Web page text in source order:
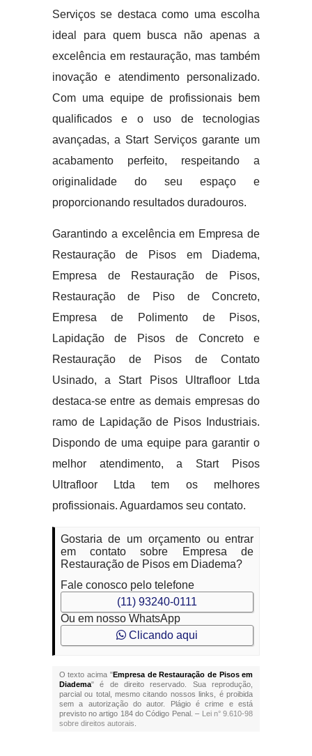
Serviços se destaca como uma escolha
ideal para quem busca não apenas a
excelência em restauração, mas também
inovação e atendimento personalizado.
Com uma equipe de profissionais bem
qualificados e o uso de tecnologias
avançadas, a Start Serviços garante um
acabamento perfeito, respeitando a
originalidade do seu espaço e
proporcionando resultados duradouros.
Garantindo a excelência em Empresa de
Restauração de Pisos em Diadema,
Empresa de Restauração de Pisos,
Restauração de Piso de Concreto,
Empresa de Polimento de Pisos,
Lapidação de Pisos de Concreto e
Restauração de Pisos de Contato
Usinado, a Start Pisos Ultrafloor Ltda
destaca-se entre as demais empresas do
ramo de Lapidação de Pisos Industriais.
Dispondo de uma equipe para garantir o
melhor atendimento, a Start Pisos
Ultrafloor Ltda tem os melhores
profissionais. Aguardamos seu contato.
Gostaria de um orçamento ou entrar
em contato sobre Empresa de
Restauração de Pisos em Diadema?
Fale conosco pelo telefone
(11) 93240-0111
Ou em nosso WhatsApp
Clicando aqui
O texto acima "Empresa de Restauração de Pisos em
Diadema" é de direito reservado. Sua reprodução,
parcial ou total, mesmo citando nossos links, é proibida
sem a autorização do autor. Plágio é crime e está
previsto no artigo 184 do Código Penal. – Lei n° 9.610-98
sobre direitos autorais